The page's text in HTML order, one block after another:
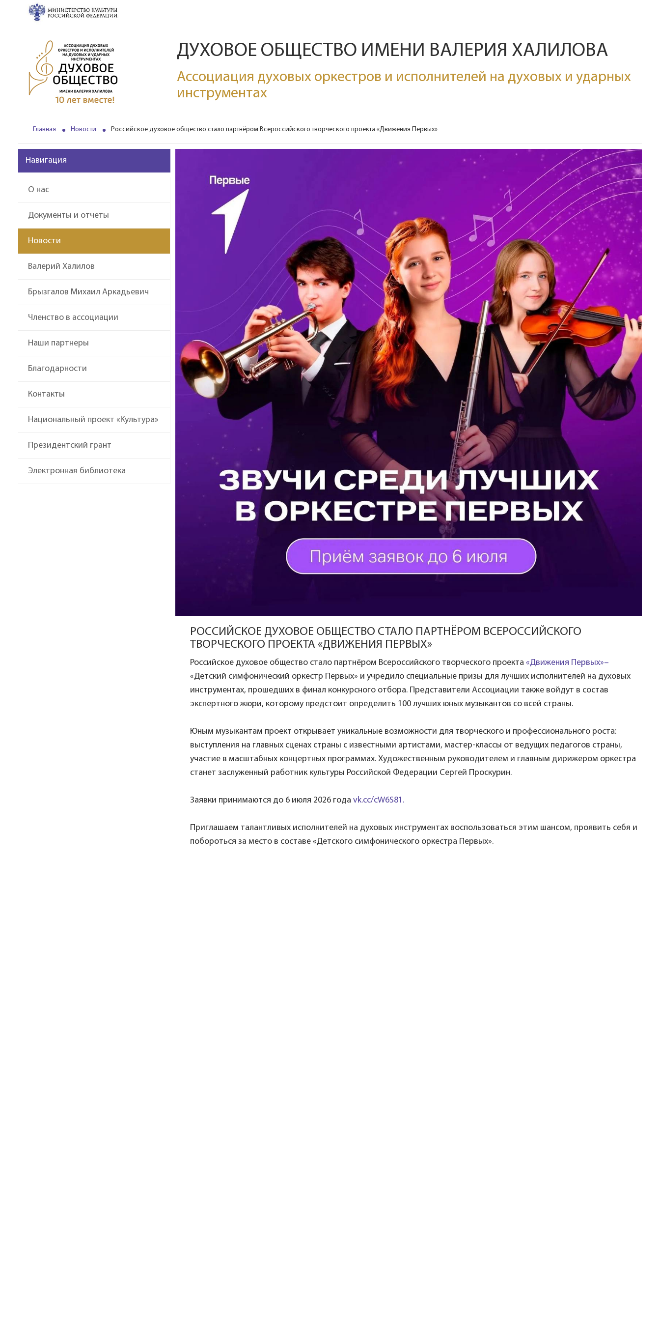
ДУХОВОЕ ОБЩЕСТВО ИМЕНИ ВАЛЕРИЯ ХАЛИЛОВА
Ассоциация духовых оркестров и исполнителей на духовых и ударных
инструментах
Главная Новости Российское духовое общество стало партнёром Всероссийского творческого проекта «Движения Первых»
Навигация
О нас
Документы и отчеты
Новости
Валерий Халилов
Брызгалов Михаил Аркадьевич
Членство в ассоциации
Наши партнеры
Благодарности
Контакты
Национальный проект «Культура»
Президентский грант
Электронная библиотека
РОССИЙСКОЕ ДУХОВОЕ ОБЩЕСТВО СТАЛО ПАРТНЁРОМ ВСЕРОССИЙСКОГО
ТВОРЧЕСКОГО ПРОЕКТА «ДВИЖЕНИЯ ПЕРВЫХ»
Российское духовое общество стало партнёром Всероссийского творческого проекта «Движения Первых»–
«Детский симфонический оркестр Первых» и учредило специальные призы для лучших исполнителей на духовых
инструментах, прошедших в финал конкурсного отбора. Представители Ассоциации также войдут в состав
экспертного жюри, которому предстоит определить 100 лучших юных музыкантов со всей страны.
Юным музыкантам проект открывает уникальные возможности для творческого и профессионального роста:
выступления на главных сценах страны с известными артистами, мастер-классы от ведущих педагогов страны,
участие в масштабных концертных программах. Художественным руководителем и главным дирижером оркестра
станет заслуженный работник культуры Российской Федерации Сергей Проскурин.
Заявки принимаются до 6 июля 2026 года vk.cc/cW6S81.
Приглашаем талантливых исполнителей на духовых инструментах воспользоваться этим шансом, проявить себя и
побороться за место в составе «Детского симфонического оркестра Первых».